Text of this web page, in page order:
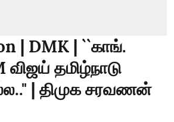
| DMK | ``காங்.
தமிழ்நாடு
| திமுக சரவணன்